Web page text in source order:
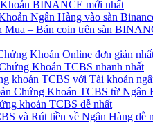
BINANCE mới nhất
Ngân Hàng vào sàn
Mua – Bán coin trên sàn
Khoán Online đơn giản
Khoán TCBS nhanh nhất
khoán TCBS với Tài khoản
Chứng Khoán TCBS từ Ngân
khoán TCBS dễ nhất
và Rút tiền về Ngân Hàng dễ